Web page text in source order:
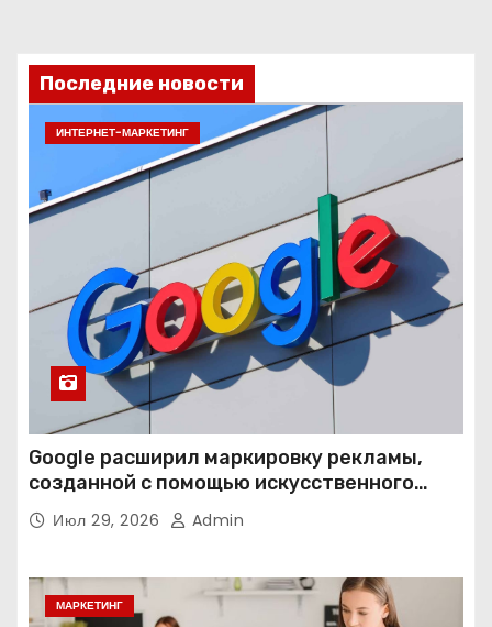
Последние новости
ИНТЕРНЕТ-МАРКЕТИНГ
Google расширил маркировку рекламы,
созданной с помощью искусственного
интеллекта
Июл 29, 2026 Admin
МАРКЕТИНГ